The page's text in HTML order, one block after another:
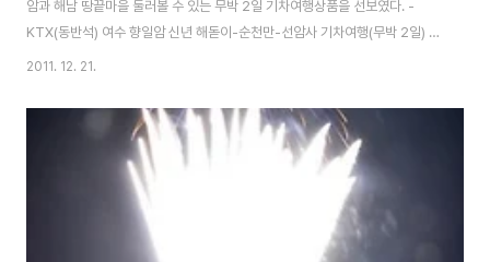
암과 해남 땅끝마을 둘러볼 수 있는 무박 2일 기차여행상품을 선보였다. -
KTX(동반석) 여수 향일암 신년 해돋이-순천만-선암사 기차여행(무박 2일) 용
산역을 저녁 9시 40분 출발하여 장성역에 도착, 연계버스를 타고 여수 돌산대
을 취하고 “해를 향한 암자” 향일암으로 걸어간다. 관음정에 올라 장엄하게 떠
오르는 신년 일출을 바라보며, 신년 소망을 빌어보자. 일출 관람 후 8,000년의
역사를 간직한 순천만자연생태공원으로 이동, 아름다운 습지에 갈대숲 길을 따
라 조성된 탐방로를 지나 용산전망대에 올라 순천만을 한 눈에 바라보면 아름
다운 전경에 감탄사가 절로 ..
2011. 12. 21.